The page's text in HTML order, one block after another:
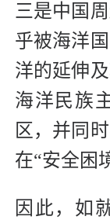
三是中国
乎被海洋
洋的延伸
海洋民族
区，并同
在“安全困
因此，如